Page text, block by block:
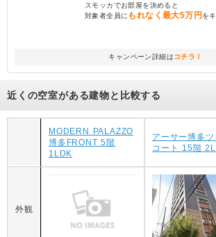
スモッカでお部屋を決めると
対象者全員に もれなく最大5万円を
キャンペーン詳細はコチラ！
近くの空室がある建物と比較する
MODERN PALAZZO
博多FRONT 5階
1LDK
アーサー博多ツ
コート 15階
外観